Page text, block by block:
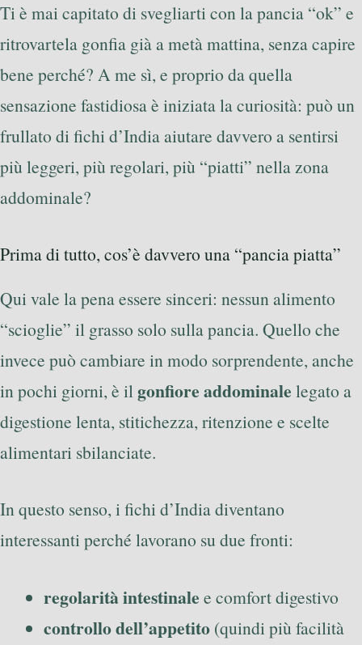
Ti è mai capitato di svegliarti con la pancia “ok” e
ritrovartela gonfia già a metà mattina, senza capire
bene perché? A me sì, e proprio da quella
sensazione fastidiosa è iniziata la curiosità: può un
frullato di fichi d’India aiutare davvero a sentirsi
più leggeri, più regolari, più “piatti” nella zona
addominale?
Prima di tutto, cos’è davvero una “pancia piatta”
Qui vale la pena essere sinceri: nessun alimento
“scioglie” il grasso solo sulla pancia. Quello che
invece può cambiare in modo sorprendente, anche
in pochi giorni, è ilgonfiore addominale legato a
digestione lenta, stitichezza, ritenzione e scelte
alimentari sbilanciate.
In questo senso, i fichi d’India diventano
interessanti perché lavorano su due fronti:
regolarità intestinale e comfort digestivo
controllo dell’appetito (quindi più facilità